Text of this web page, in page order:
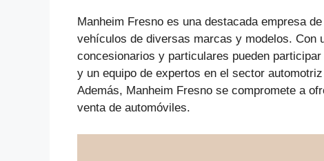
Manheim Fresno es una destacada empresa
vehículos de diversas marcas y modelos. Con
concesionarios y particulares pueden
y un equipo de expertos en el sector
Además, Manheim Fresno se compromete a
venta de automóviles.